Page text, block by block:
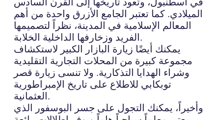
الميلادي. كما تعتبر الجامع الأزرق واحدة من أهم
المعالم الإسلامية في المدينة، نظراً لتصميمها
الفريد وزخارفها الداخلية الخلابة.
يمكنك أيضًا زيارة البازار الكبير لاستكشاف
مجموعة كبيرة من المحلات التجارية التقليدية
وشراء الهدايا التذكارية. ولا تنسى زيارة قصر
توبكابي للاطلاع على تاريخ الإمبراطورية
العثمانية.
وأخيراً، يمكنك التجول على جسر البوسفور الذي